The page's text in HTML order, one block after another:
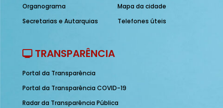
Organograma
Secretarias e Autarquias
Mapa da cidade
Telefones úteis
TRANSPARÊNCIA
Portal da Transparência
Portal da Transparência COVID-19
Radar da Transparência Pública